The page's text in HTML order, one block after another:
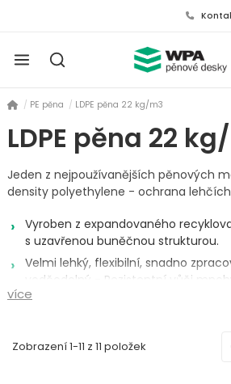
PE pěna LDPE pěna 22 kg/m3
LDPE pěna 22
Jeden z nejpoužívanějších pěnových
density polyethylene - ochrana
Vyroben z expandovaného
s uzavřenou buněčnou strukturou.
Velmi lehký, flexibilní, snadno
voděodolný - Rezistentní vůči
bakteriím a plísním.
více
Zobrazení 1-11 z 11 položek